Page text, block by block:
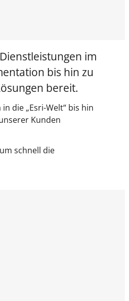
im
bis hin zu
bereit.
die „Esri-Welt“ bis hin
Kunden
schnell die